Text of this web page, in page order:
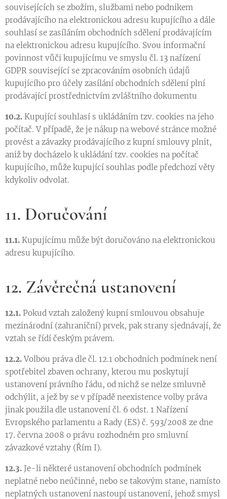
souvisejících se zbožím, službami nebo podnikem
prodávajícího na elektronickou adresu kupujícího a dále
souhlasí se zasíláním obchodních sdělení prodávajícím
na elektronickou adresu kupujícího. Svou informační
povinnost vůči kupujícímu ve smyslu čl. 13 nařízení
GDPR související se zpracováním osobních údajů
kupujícího pro účely zasílání obchodních sdělení plní
prodávající prostřednictvím zvláštního dokumentu
10.2. Kupující souhlasí s ukládáním tzv. cookies na jeho
počítač. V případě, že je nákup na webové stránce možné
provést a závazky prodávajícího z kupní smlouvy plnit,
aniž by docházelo k ukládání tzv. cookies na počítač
kupujícího, může kupující souhlas podle předchozí věty
kdykoliv odvolat.
11. Doručování
11.1. Kupujícímu může být doručováno na elektronickou
adresu kupujícího.
12. Závěrečná ustanovení
12.1. Pokud vztah založený kupní smlouvou obsahuje
mezinárodní (zahraniční) prvek, pak strany sjednávají, že
vztah se řídí českým právem.
12.2.Volbou práva dle čl. 12.1 obchodních podmínek není
spotřebitel zbaven ochrany, kterou mu poskytují
ustanovení právního řádu, od nichž se nelze smluvně
odchýlit, a jež by se v případě neexistence volby práva
jinak použila dle ustanovení čl. 6 odst. 1 Nařízení
Evropského parlamentu a Rady (ES) č. 593/2008 ze dne
17. června 2008 o právu rozhodném pro smluvní
závazkové vztahy (Řím I).
12.3. Je-li některé ustanovení obchodních podmínek
neplatné nebo neúčinné, nebo se takovým stane, namísto
neplatných ustanovení nastoupí ustanovení, jehož smysl